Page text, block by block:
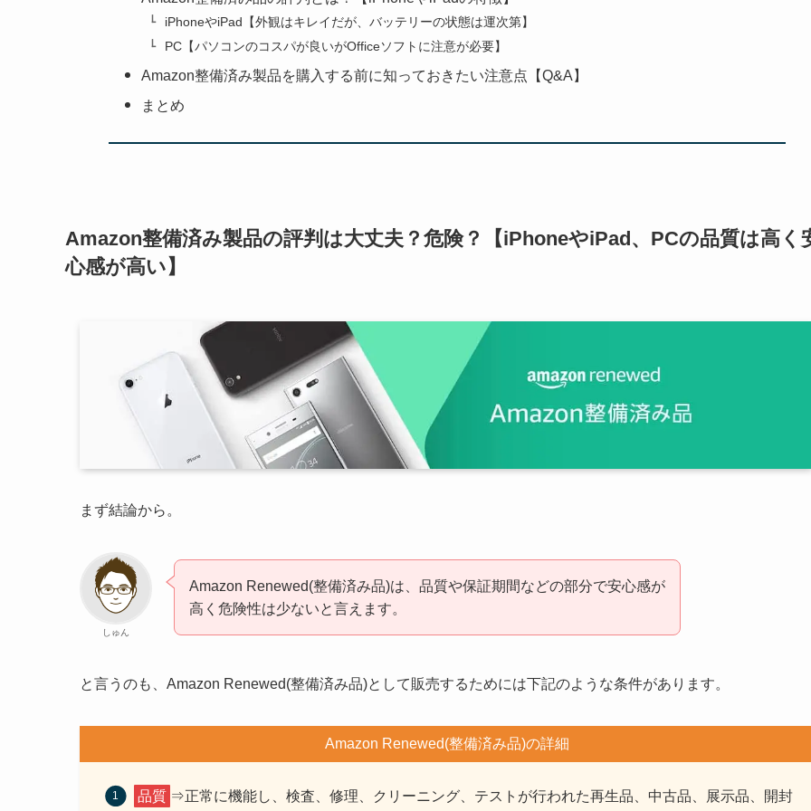
iPhoneやiPad【外観はキレイだが、バッテリーの状態は運次第】
PC【パソコンのコスパが良いがOfficeソフトに注意が必要】
Amazon整備済み製品を購入する前に知っておきたい注意点【Q&A】
まとめ
Amazon整備済み製品の評判は大丈夫？危険？【iPhoneやiPad、PCの品質は高く
心感が高い】
まず結論から。
しゅん
Amazon Renewed(整備済み品)は、品質や保証期間などの部分で安心感が
高く危険性は少ないと言えます。
と言うのも、Amazon Renewed(整備済み品)として販売するためには下記のような条件があります。
Amazon Renewed(整備済み品)の詳細
品質 ⇒正常に機能し、検査、修理、クリーニング、テストが行われた再生品、中古品、展示品、開封